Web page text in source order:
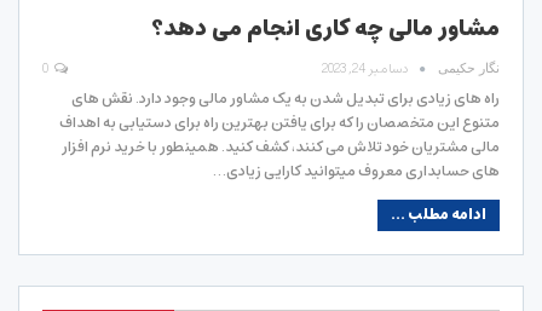
مشاور مالی چه کاری انجام می دهد؟
نگار حکیمی دسامبر 24, 2023
راه های زیادی برای تبدیل شدن به یک مشاور مالی وجود دارد. نقش های
متنوع این متخصصان را که برای یافتن بهترین راه برای دستیابی به اهداف
مالی مشتریان خود تلاش می کنند، کشف کنید. همینطور با خرید نرم افزار
های حسابداری معروف میتوانید کارایی زیادی…
ادامه مطلب ...